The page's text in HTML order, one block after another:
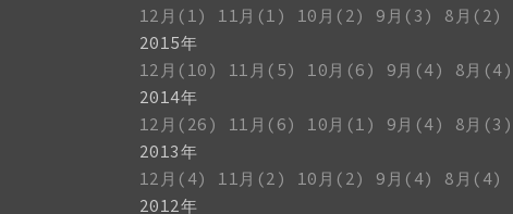
12月(1)
11月(1) 10月(2) 9月(3) 8月(2)
2015年
12月(10)
11月(5) 10月(6) 9月(4) 8月(4)
2014年
12月(26)
11月(6) 10月(1) 9月(4) 8月(3)
2013年
12月(4)
11月(2) 10月(2) 9月(4) 8月(4)
2012年